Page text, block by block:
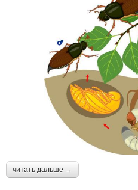
читать дальше →